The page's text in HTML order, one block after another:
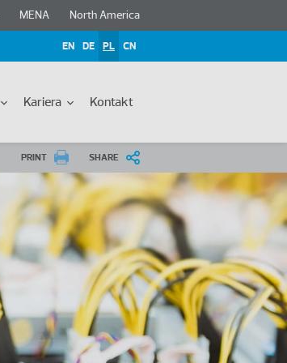
MENA North America
EN DE PL CN
Kariera Kontakt
PRINT SHARE